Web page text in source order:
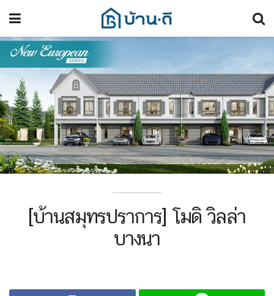
[บ้านสมุทรปราการ] โมดิ วิลล่า
บางนา